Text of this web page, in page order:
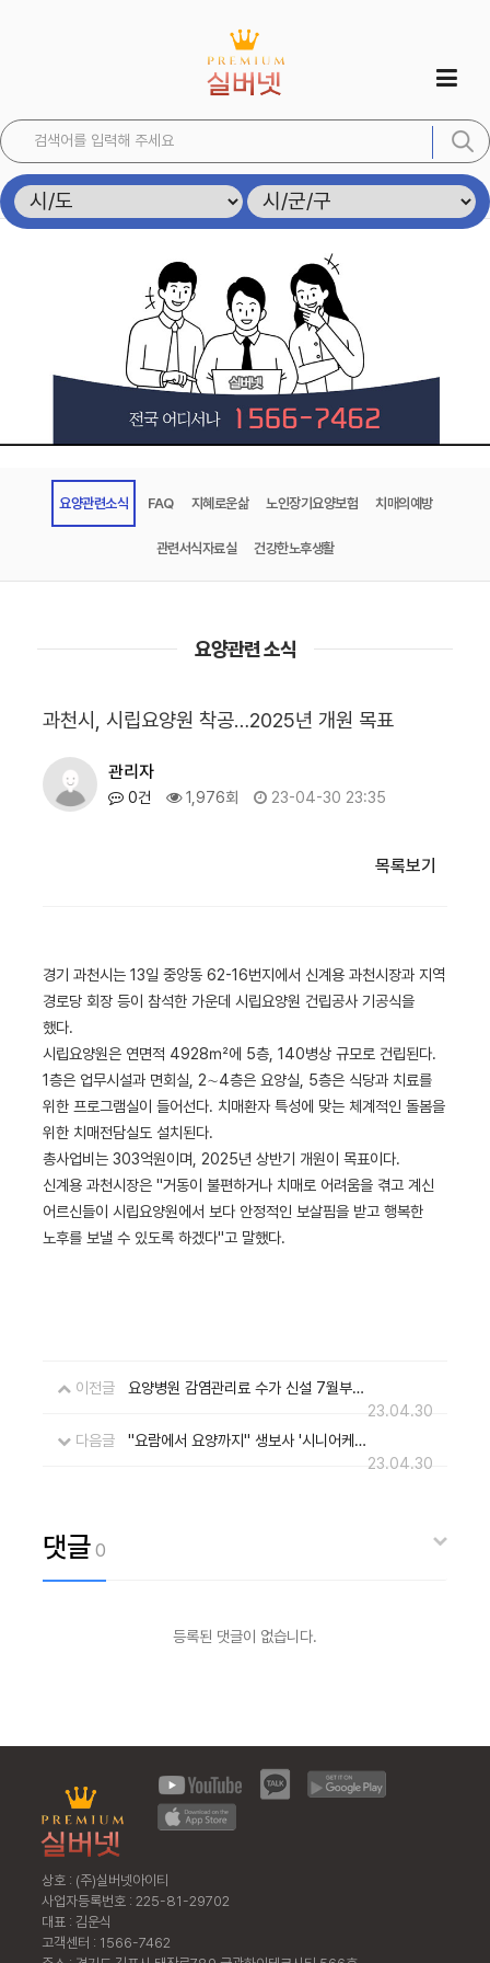
요양관련소식 FAQ 지혜로운삶 노인장기요양보험 치매의예방
관련서식자료실 건강한노후생활
요양관련 소식
과천시, 시립요양원 착공…2025년 개원 목표
관리자
0건 1,976회 23-04-30 23:35
목록보기
경기 과천시는 13일 중앙동 62-16번지에서 신계용 과천시장과 지역
경로당 회장 등이 참석한 가운데 시립요양원 건립공사 기공식을
했다.
시립요양원은 연면적 4928㎡에 5층, 140병상 규모로 건립된다.
1층은 업무시설과 면회실, 2∼4층은 요양실, 5층은 식당과 치료를
위한 프로그램실이 들어선다. 치매환자 특성에 맞는 체계적인 돌봄을
위한 치매전담실도 설치된다.
총사업비는 303억원이며, 2025년 상반기 개원이 목표이다.
신계용 과천시장은 "거동이 불편하거나 치매로 어려움을 겪고 계신
어르신들이 시립요양원에서 보다 안정적인 보살핌을 받고 행복한
노후를 보낼 수 있도록 하겠다"고 말했다.
이전글
요양병원 감염관리료 수가 신설 7월부터 적용
23.04.30
다음글
"요람에서 요양까지" 생보사 '시니어케어' 확대 숙원 풀릴까
23.04.30
댓글0
등록된 댓글이 없습니다.
상호 : (주)실버넷아이티
사업자등록번호 : 225-81-29702
대표 : 김운식
고객센터 : 1566-7462